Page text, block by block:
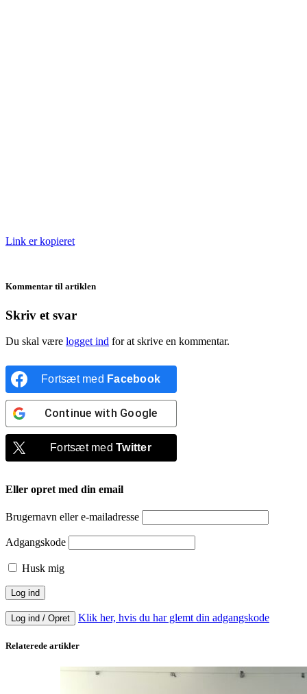
Link er kopieret
Kommentar til artiklen
Skriv et svar
Du skal være logget ind for at skrive en kommentar.
Fortsæt med Facebook
Continue with Google
Fortsæt medTwitter
Eller opret med din email
Brugernavn eller e-mailadresse
Adgangskode
Husk mig
Log ind / Opret Klik her, hvis du har glemt din adgangskode
Relaterede artikler